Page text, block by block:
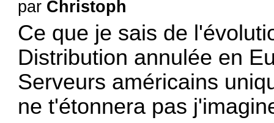
par Christoph
Ce que je sais de
Distribution annulée en
Serveurs américains
ne t'étonnera pas